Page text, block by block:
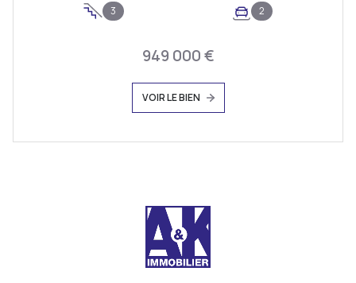
3 2
949 000 €
VOIR LE BIEN